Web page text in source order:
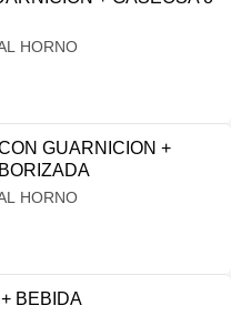
HORNO
GUARNICION +
HORNO
BEBIDA